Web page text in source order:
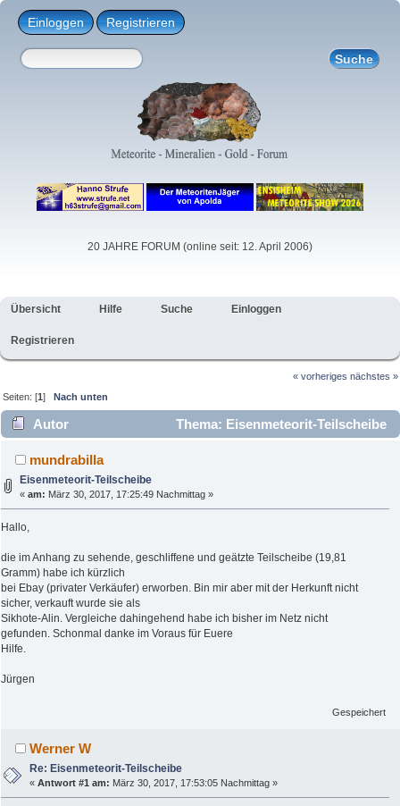
Einloggen Registrieren
20 JAHRE FORUM (online seit: 12. April 2006)
Übersicht Hilfe Suche Einloggen
Registrieren
« vorheriges nächstes »
Seiten: [1]Nach unten
Autor
Thema: Eisenmeteorit-Teilscheibe
(Gelesen 4794 mal)
mundrabilla
Eisenmeteorit-Teilscheibe
«am: März 30, 2017, 17:25:49 Nachmittag »
Hallo,
die im Anhang zu sehende, geschliffene und geätzte Teilscheibe (19,81
Gramm) habe ich kürzlich
bei Ebay (privater Verkäufer) erworben. Bin mir aber mit der Herkunft nicht
sicher, verkauft wurde sie als
Sikhote-Alin. Vergleiche dahingehend habe ich bisher im Netz nicht
gefunden. Schonmal danke im Voraus für Euere
Hilfe.
Jürgen
Gespeichert
Werner W
Re: Eisenmeteorit-Teilscheibe
«Antwort #1 am: März 30, 2017, 17:53:05 Nachmittag »